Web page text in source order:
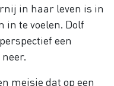
in haar leven is in
te voelen. Dolf
een
meisje dat op een